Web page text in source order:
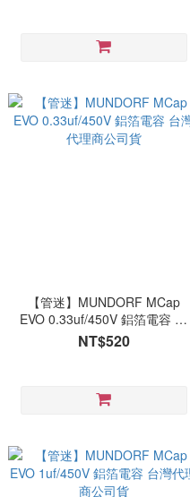
【管迷】MUNDORF MCap
EVO 0.33uf/450V 鋁箔電容 台
灣代理商公司貨
NT$520